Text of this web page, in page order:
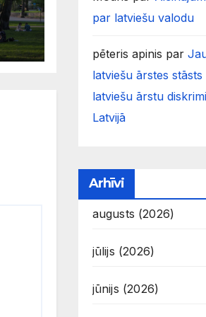
par latviešu valodu
pēteris apinis par
latviešu ārstes
latviešu ārstu
Latvijā
Arhīvi
augusts (2026)
jūlijs (2026)
jūnijs (2026)